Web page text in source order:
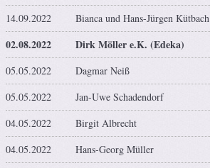
14.09.2022
Bianca und Hans-Jürgen Kütbach
02.08.2022 Dirk Möller e.K. (Edeka)
05.05.2022 Dagmar Neiß
05.05.2022
Jan-Uwe Schadendorf
04.05.2022
Birgit Albrecht
04.05.2022
Hans-Georg Müller